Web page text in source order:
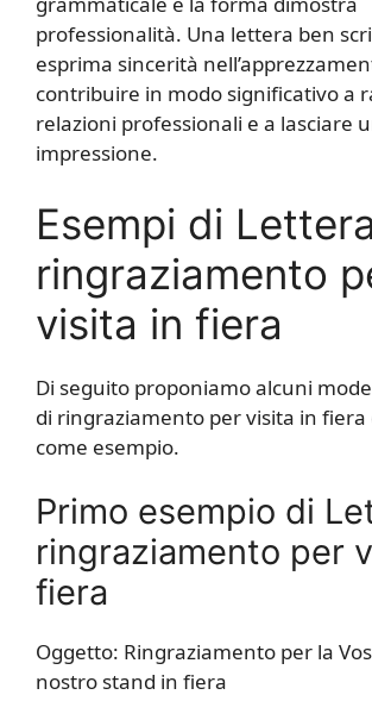
professionalità. Una lettera ben
esprima sincerità
contribuire in modo significativo a
relazioni professionali e a lasciare
impressione.
Esempi di
ringraziamento
visita in fiera
Di seguito proponiamo alcuni
di ringraziamento per visita in fiera
come esempio.
Primo esempio di
ringraziamento per
fiera
Oggetto: Ringraziamento per la
nostro stand in fiera